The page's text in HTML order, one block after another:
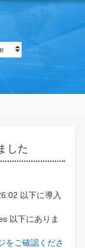
language
した
以下に導入
以下にありま
をご確認くださ